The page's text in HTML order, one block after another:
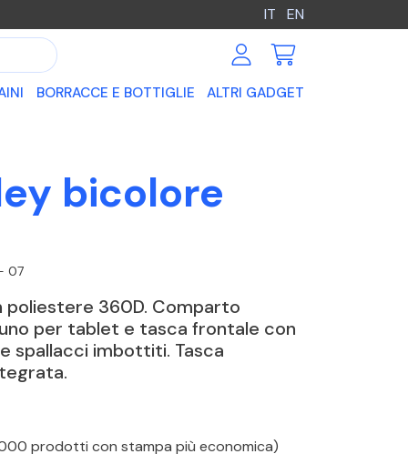
IT EN
BORRACCE E BOTTIGLIE ALTRI GADGET
bicolore
07
poliestere 360D. Comparto
per tablet e tasca frontale con
spallacci imbottiti. Tasca
prodotti con stampa più economica)